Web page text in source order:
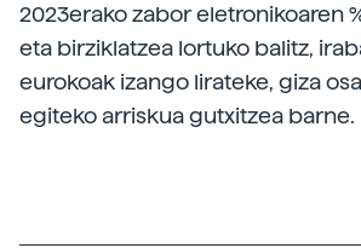
2023erako zabor eletronikoaren
eta birziklatzea lortuko balitz,
eurokoak izango lirateke, giza
egiteko arriskua gutxitzea barne.